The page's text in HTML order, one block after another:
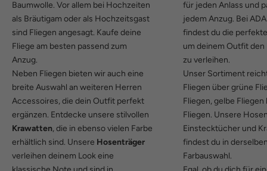
Baumwolle. Vor allem bei Hochzeiten
als Bräutigam oder als Hochzeitsgast
sind Fliegen angesagt. Kaufe deine
Fliege am besten passend zum
Anzug.
Neben Fliegen bieten wir auch eine
breite Auswahl an weiteren Herren
Accessoires, die dein Outfit perfekt
ergänzen. Entdecke unsere stilvollen
Krawatten, die in ebenso vielen Farbe
erhältlich sind. Unsere Hosenträger
verleihen deinem Look eine
für jeden Anlass und
jedem Anzug. Bei
findest du die
um deinem Outfit
zu verleihen.
Unser Sortiment
Fliegen übergrüne
Fliegen,gelbe Fliegen
Fliegen. Unsere
Einstecktücher und
findest du in
Farbauswahl.